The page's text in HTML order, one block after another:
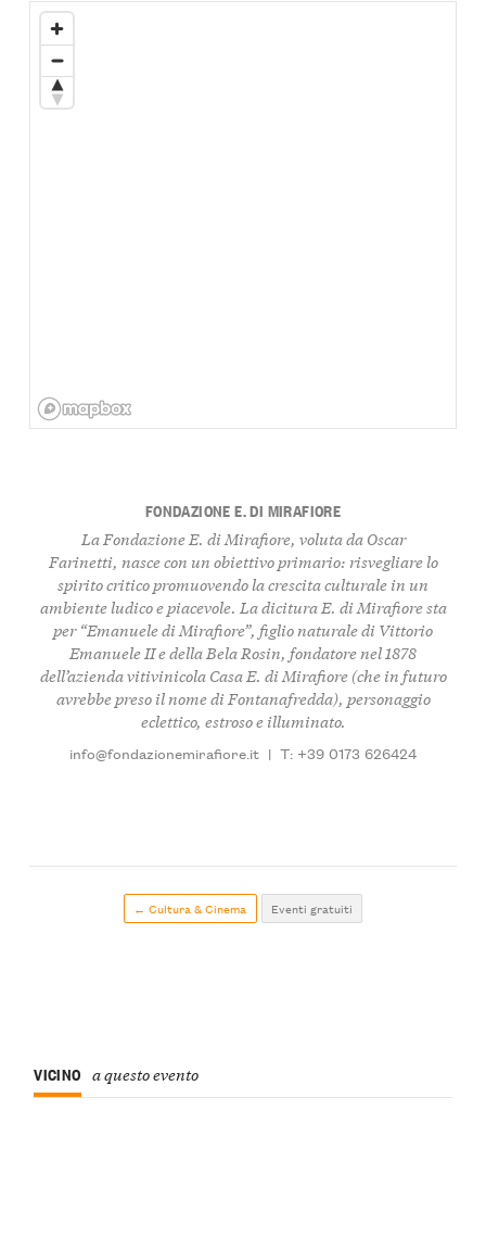
FONDAZIONE E. DI MIRAFIORE
La Fondazione E. di Mirafiore, voluta da Oscar
Farinetti, nasce con un obiettivo primario: risvegliare lo
spirito critico promuovendo la crescita culturale in un
ambiente ludico e piacevole. La dicitura E. di Mirafiore sta
per “Emanuele di Mirafiore”, figlio naturale di Vittorio
Emanuele II e della Bela Rosin, fondatore nel 1878
dell’azienda vitivinicola Casa E. di Mirafiore (che in futuro
avrebbe preso il nome di Fontanafredda), personaggio
eclettico, estroso e illuminato.
info@fondazionemirafiore.it | T: +39 0173 626424
← Cultura & Cinema Eventi gratuiti
VICINO a questo evento